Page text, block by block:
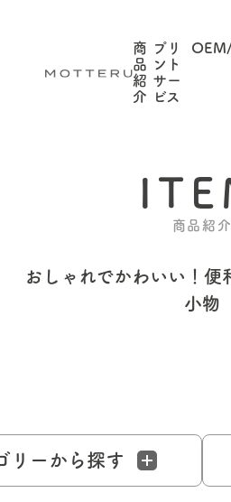
商
品
紹
介
プリ
ント
サー
ビス
商品紹介
おしゃれでかわいい！ 便
小物
リーから探す